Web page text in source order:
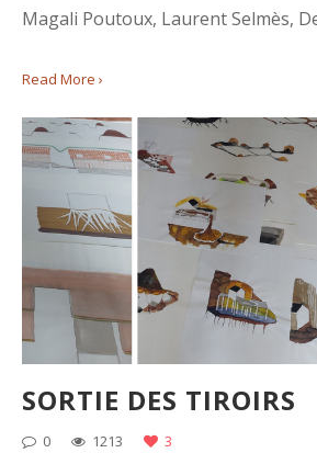
Magali Poutoux, Laurent Selmès,
Read More ›
SORTIE DES TIROIRS
0 1213
3